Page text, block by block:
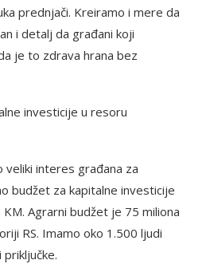
prednjači. Kreiramo i mere da
i detalj da građani koji
je to zdrava hrana bez
investicije u resoru
veliki interes građana za
budžet za kapitalne investicije
Agrarni budžet je 75 miliona
RS. Imamo oko 1.500 ljudi